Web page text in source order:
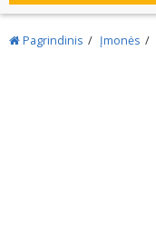
Pagrindinis Įmonės